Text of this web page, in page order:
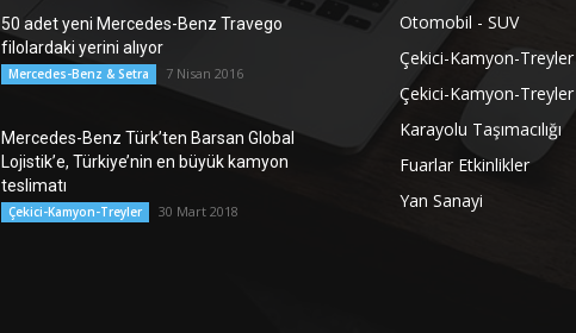
50 adet yeni Mercedes-Benz Travego
filolardaki yerini alıyor
Mercedes-Benz & Setra 7 Nisan 2016
Mercedes-Benz Türk’ten Barsan Global
Lojistik’e, Türkiye’nin en büyük kamyon
teslimatı
Çekici-Kamyon-Treyler 30 Mart 2018
Otomobil - SUV
Çekici-Kamyon-Treyler
Çekici-Kamyon-Treyler
Karayolu Taşımacılığı
Fuarlar Etkinlikler
Yan Sanayi